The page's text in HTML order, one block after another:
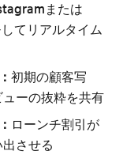
または
てリアルタイム
初期の顧客写
ーの抜粋を共有
ローンチ割引が
させる